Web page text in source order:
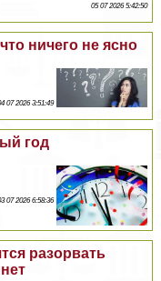
05 07 2026 5:42:50
ничего не ясно
07 2026 3:51:49
год
07 2026 6:58:36
разорвать